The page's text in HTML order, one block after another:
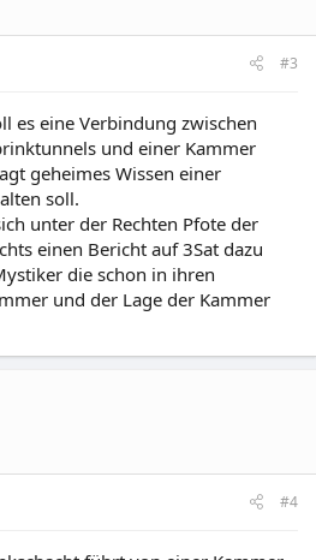
#3
es eine Verbindung zwischen
und einer Kammer
geheimes Wissen einer
soll.
unter der Rechten Pfote der
einen Bericht auf 3Sat dazu
die schon in ihren
und der Lage der Kammer
#4